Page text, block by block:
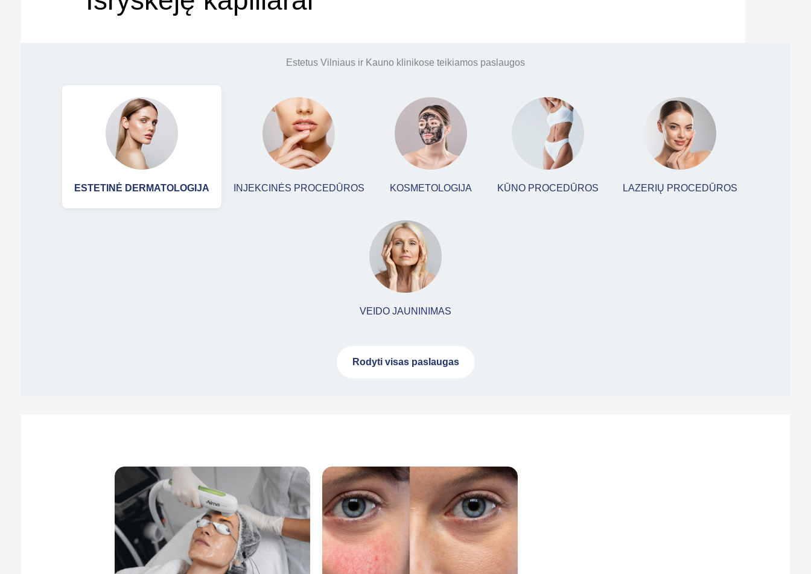
Estetus Vilniaus ir Kauno klinikose teikiamos paslaugos
ESTETINĖ DERMATOLOGIJA INJEKCINĖS PROCEDŪROS KOSMETOLOGIJA KŪNO PROCEDŪROS LAZERIŲ PROCEDŪROS
VEIDO JAUNINIMAS
Rodyti visas paslaugas